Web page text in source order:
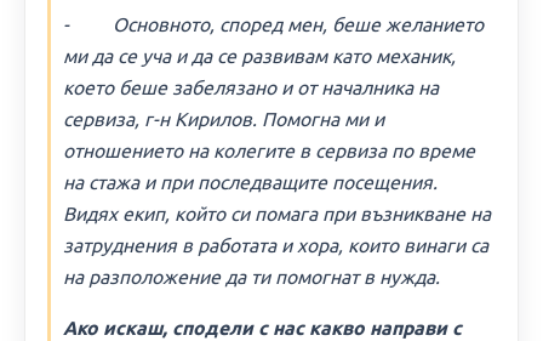
- Основното, според мен, беше желанието
ми да се уча и да се развивам като механик,
което беше забелязано и от началника на
сервиза, г-н Кирилов. Помогна ми и
отношението на колегите в сервиза по време
на стажа и при последващите посещения.
Видях екип, който си помага при възникване на
затруднения в работата и хора, които винаги са
на разположение да ти помогнат в нужда.
Ако искаш, сподели с нас какво направи с